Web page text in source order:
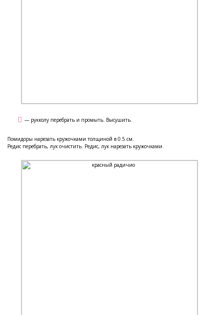
— рукколу перебрать и промыть. Высушить.
Помидоры нарезать кружочками толщиной в 0.5 см.
Редис перебрать, лук очистить. Редис, лук нарезать кружочками.